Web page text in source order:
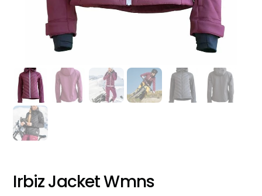
Irbiz Jacket Wmns